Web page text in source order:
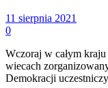
11 sierpnia 2021
0
Wczoraj w całym
wiecach
Demokracji